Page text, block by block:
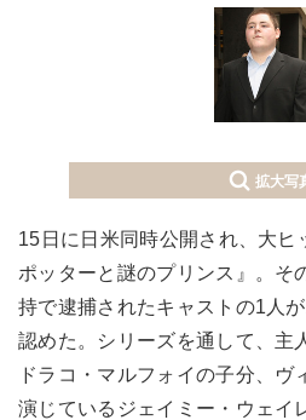
拡大写
15日に日米同時公開され、大ヒ
ポッターと謎のプリンス』。そ
持で逮捕されたキャストの1人
認めた。シリーズを通して、主
ドラコ・マルフォイの子分、ヴ
演じているジェイミー・ウェイ